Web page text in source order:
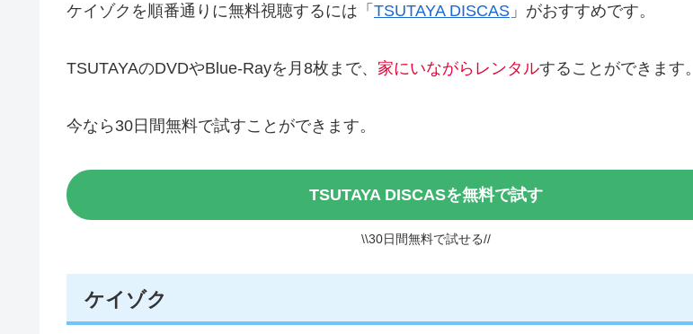
ケイゾクを順番通りに無料視聴するには「 TSUTAYA DISCAS 」がおすすめです。
TSUTAYAのDVDやBlue-Rayを月8枚まで、 家にいながらレンタルすることができます。
今なら30日間無料で試すことができます。
TSUTAYA DISCASを無料で試す
\\30日間無料で試せる//
ケイゾク